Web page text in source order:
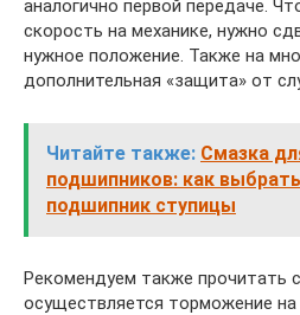
аналогично первой передаче.
скорость на механике, нужно
нужное положение. Также на
дополнительная «защита» от
Читайте также: Смазка
подшипников: как
подшипник ступицы
Рекомендуем также прочитать
осуществляется торможение